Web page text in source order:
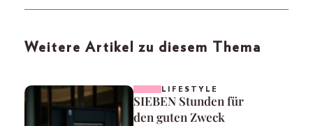
Weitere Artikel zu diesem Thema
LIFESTYLE
SIEBEN Stunden für
den guten Zweck